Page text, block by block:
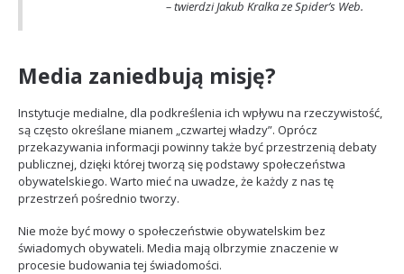
– twierdzi Jakub Kralka ze Spider’s Web.
Media zaniedbują misję?
Instytucje medialne, dla podkreślenia ich wpływu na rzeczywistość,
są często określane mianem „czwartej władzy”. Oprócz
przekazywania informacji powinny także być przestrzenią debaty
publicznej, dzięki której tworzą się podstawy społeczeństwa
obywatelskiego. Warto mieć na uwadze, że każdy z nas tę
przestrzeń pośrednio tworzy.
Nie może być mowy o społeczeństwie obywatelskim bez
świadomych obywateli. Media mają olbrzymie znaczenie w
procesie budowania tej świadomości.